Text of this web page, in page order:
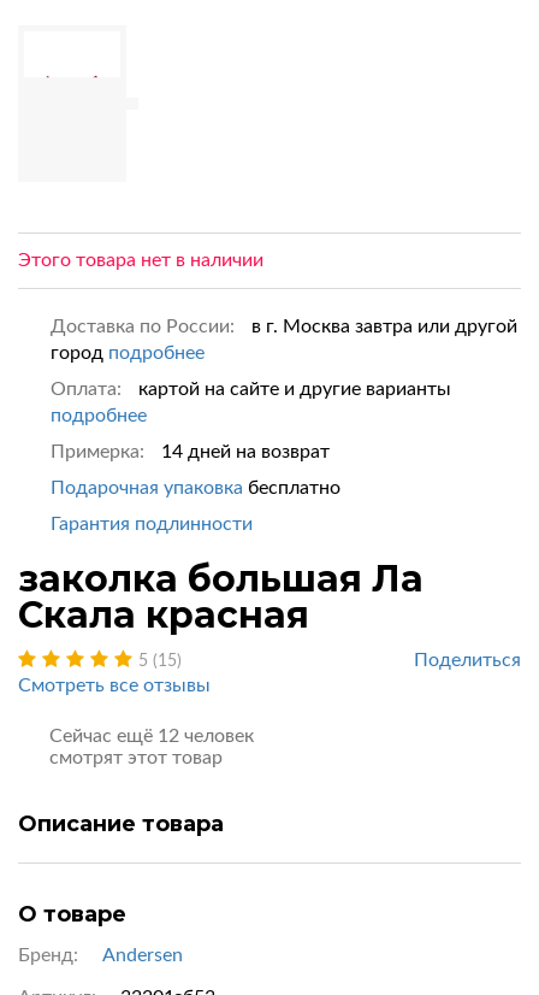
Этого товара нет в наличии
Доставка по России:
в г. Москва завтра или другой
город подробнее
Оплата:
картой на сайте и другие варианты
подробнее
Примерка:
14 дней на возврат
Подарочная упаковка бесплатно
Гарантия подлинности
заколка большая Ла
Скала красная
Поделиться
5 (15)
Смотреть все отзывы
Сейчас ещё 12 человек
смотрят этот товар
Описание товара
О товаре
Бренд: Andersen